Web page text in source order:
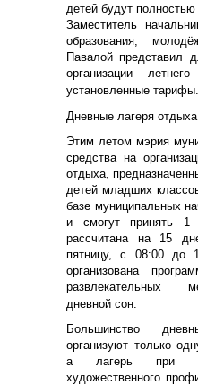
детей будут
Заместитель
образования,
Павалой представил
организации
установленные тарифы.
Дневные лагеря отдыха
Этим летом мэрия
средства на
отдыха,
детей младших
базе муниципальных
и смогут принять 1
рассчитана на 15
пятницу, с 08:00 до
организована
развлекательных
дневной сон.
Большинство
организуют только
а лагерь при
художественного